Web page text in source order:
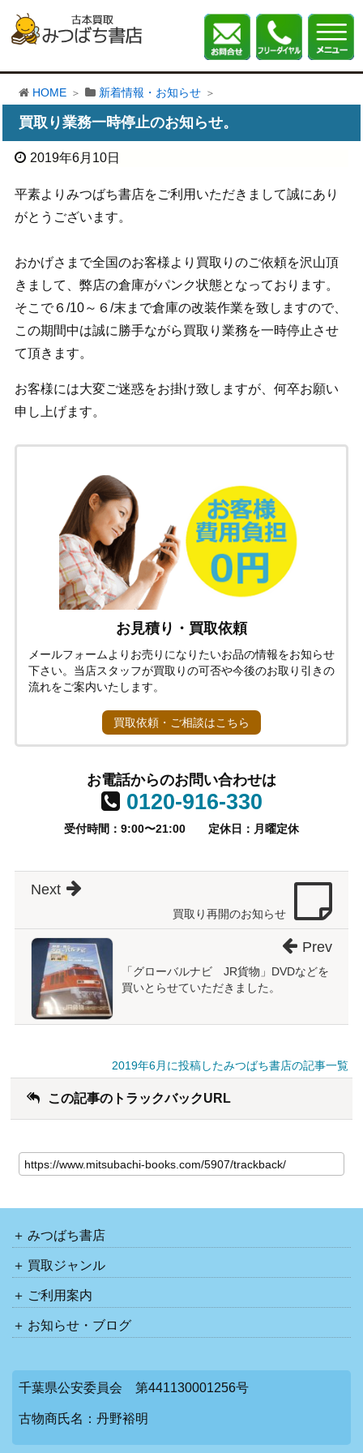
HOME 新着情報・お知らせ
買取り業務一時停止のお知らせ。
2019年6月10日
平素よりみつばち書店をご利用いただきまして誠にあり
がとうございます。
おかげさまで全国のお客様より買取りのご依頼を沢山頂
きまして、弊店の倉庫がパンク状態となっております。
そこで６/10～６/末まで倉庫の改装作業を致しますので、
この期間中は誠に勝手ながら買取り業務を一時停止させ
て頂きます。
お客様には大変ご迷惑をお掛け致しますが、何卒お願い
申し上げます。
お見積り・買取依頼
メールフォームよりお売りになりたいお品の情報をお知らせ
下さい。当店スタッフが買取りの可否や今後のお取り引きの
流れをご案内いたします。
買取依頼・ご相談はこちら
お電話からのお問い合わせは
0120-916-330
受付時間：9:00〜21:00 定休日：月曜定休
買取り再開のお知らせ
Next
「グローバルナビ JR貨物」DVDなどを
買いとらせていただきました。
Prev
2019年6月に投稿したみつばち書店の記事一覧
この記事のトラックバックURL
みつばち書店
買取ジャンル
ご利用案内
お知らせ・ブログ
千葉県公安委員会 第441130001256号
古物商氏名：丹野裕明